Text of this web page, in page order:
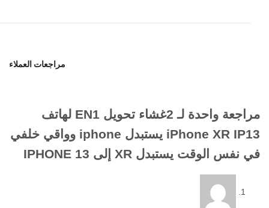
مراجعات العملاء
مراجعة واحدة لـ
2غشاء تحويل EN1 لهاتف
iPhone XR IP13 يستبدل iphone وواقي خلفي
في نفس الوقت يستبدل XR إلى IPHONE 13